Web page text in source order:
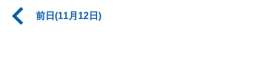
前日(11月12日)